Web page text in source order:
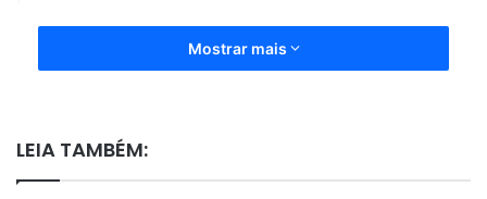
O recolhimento foi anunciado após análises
informações divulgadas pelas autoridades
Mostrar mais
LEIA TAMBÉM: